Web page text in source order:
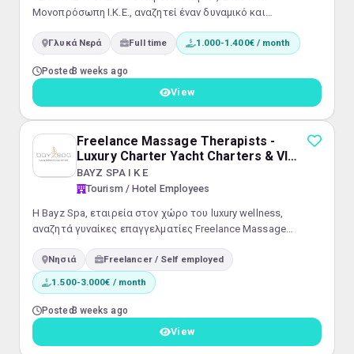
Μονοπρόσωπη Ι.Κ.Ε., αναζητεί έναν δυναμικό και
φυσική παρουσία. Αρμοδιότητες: Εκτέλεση χειρωνακτικών
συναρμολόγηση-αποσυναρμολόγηση
τροχών.Πραγματοποίηση ελέγχων και αξιολόγηση της
κατάστασης των ελαστικών.Διασφάλιση της μέγιστης
ασφάλειας και απόδοσης τω...
Γλυκά Νερά Full time 1.000-1.400€ / month
Posted3 weeks ago
View
Freelance Massage Therapists -
Luxury Charter Yacht Charters & VIP
Villas
BAYZ SPA Ι Κ Ε
Tourism / Hotel Employees
​Η Bayz Spa, εταιρεία στον χώρο του luxury wellness,
αναζητά γυναίκες επαγγελματίες Freelance Massage
ιδιωτικών θαλαμηγών (Luxury Yacht Charters), καθώς και VIP
βιλών σε όλη την Ελλάδα. ​ 💼 Κύριες Αρμοδιότητες: ​Παροχή
premium υπηρεσιών μάλαξης και ευεξίας on-board (επί του
σκάφους) κατά τη διάρκεια των ναύλων (charters). ​Άψογη
προετοιμασία...
Νησιά Freelancer / Self employed
1.500-3.000€ / month
Posted3 weeks ago
View